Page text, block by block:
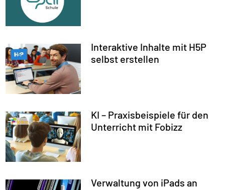
Interaktive Inhalte mit H5P
selbst erstellen
KI – Praxisbeispiele für den
Unterricht mit Fobizz
Verwaltung von iPads an